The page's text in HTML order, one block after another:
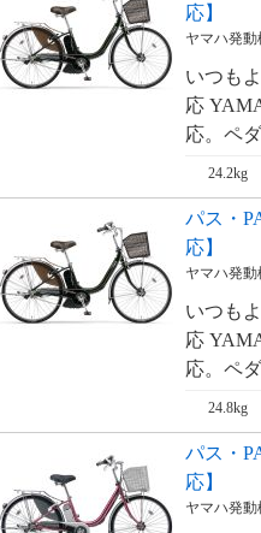
応】
ヤマハ発
いつも
応
応。ペ
24.2kg
パス・
応】
ヤマハ発
いつも
応
応。ペ
24.8kg
パス・
応】
ヤマハ発